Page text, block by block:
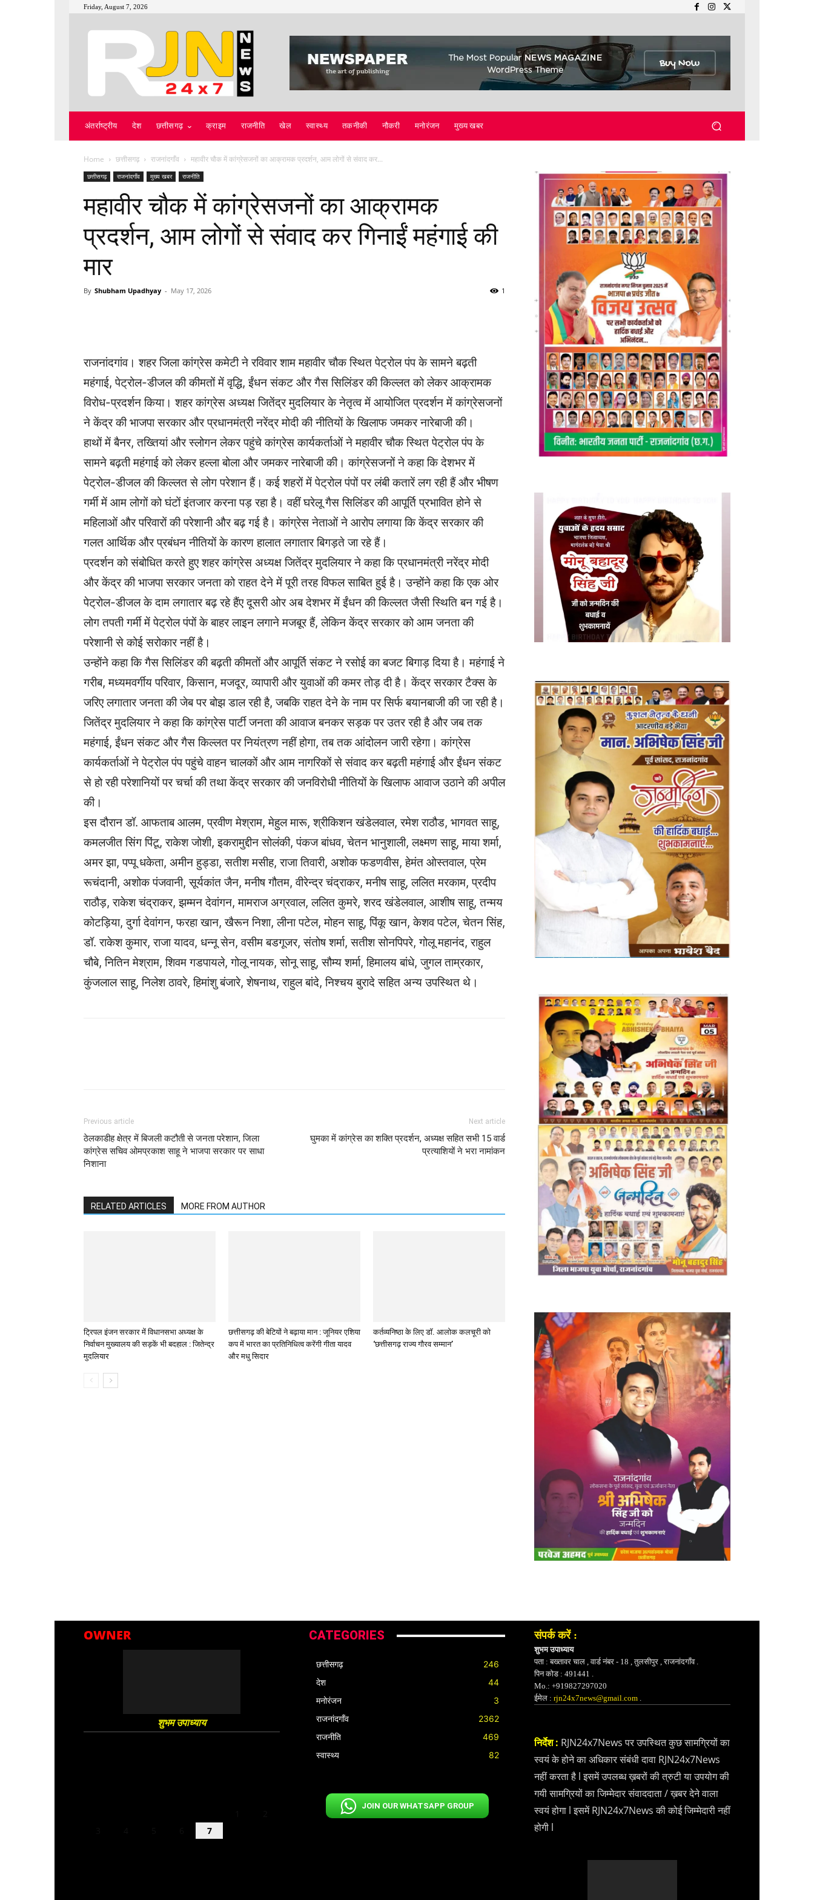
Friday, August 7, 2026
अंतर्राष्ट्रीय देश छत्तीसगढ़ क्राइम राजनीति खेल स्वास्थ्य तकनीकी नौकरी मनोरंजन मुख्य खबर
Home छत्तीसगढ़ राजनांदगाँव महावीर चौक में कांग्रेसजनों का आक्रामक प्रदर्शन, आम लोगों से संवाद कर...
छत्तीसगढ़ राजनांदगाँव मुख्य खबर राजनीति
महावीर चौक में कांग्रेसजनों का आक्रामक
प्रदर्शन, आम लोगों से संवाद कर गिनाईं महंगाई की
मार
By Shubham Upadhyay - May 17, 2026 1
राजनांदगांव। शहर जिला कांग्रेस कमेटी ने रविवार शाम महावीर चौक स्थित पेट्रोल पंप के सामने बढ़ती
महंगाई, पेट्रोल-डीजल की कीमतों में वृद्धि, ईंधन संकट और गैस सिलिंडर की किल्लत को लेकर आक्रामक
विरोध-प्रदर्शन किया। शहर कांग्रेस अध्यक्ष जितेंद्र मुदलियार के नेतृत्व में आयोजित प्रदर्शन में कांग्रेसजनों
ने केंद्र की भाजपा सरकार और प्रधानमंत्री नरेंद्र मोदी की नीतियों के खिलाफ जमकर नारेबाजी की।
हाथों में बैनर, तख्तियां और स्लोगन लेकर पहुंचे कांग्रेस कार्यकर्ताओं ने महावीर चौक स्थित पेट्रोल पंप के
सामने बढ़ती महंगाई को लेकर हल्ला बोला और जमकर नारेबाजी की। कांग्रेसजनों ने कहा कि देशभर में
पेट्रोल-डीजल की किल्लत से लोग परेशान हैं। कई शहरों में पेट्रोल पंपों पर लंबी कतारें लग रही हैं और भीषण
गर्मी में आम लोगों को घंटों इंतजार करना पड़ रहा है। वहीं घरेलू गैस सिलिंडर की आपूर्ति प्रभावित होने से
महिलाओं और परिवारों की परेशानी और बढ़ गई है। कांग्रेस नेताओं ने आरोप लगाया कि केंद्र सरकार की
गलत आर्थिक और प्रबंधन नीतियों के कारण हालात लगातार बिगड़ते जा रहे हैं।
प्रदर्शन को संबोधित करते हुए शहर कांग्रेस अध्यक्ष जितेंद्र मुदलियार ने कहा कि प्रधानमंत्री नरेंद्र मोदी
और केंद्र की भाजपा सरकार जनता को राहत देने में पूरी तरह विफल साबित हुई है। उन्होंने कहा कि एक ओर
पेट्रोल-डीजल के दाम लगातार बढ़ रहे हैंए दूसरी ओर अब देशभर में ईंधन की किल्लत जैसी स्थिति बन गई है।
लोग तपती गर्मी में पेट्रोल पंपों के बाहर लाइन लगाने मजबूर हैं, लेकिन केंद्र सरकार को आम जनता की
परेशानी से कोई सरोकार नहीं है।
उन्होंने कहा कि गैस सिलिंडर की बढ़ती कीमतों और आपूर्ति संकट ने रसोई का बजट बिगाड़ दिया है। महंगाई ने
गरीब, मध्यमवर्गीय परिवार, किसान, मजदूर, व्यापारी और युवाओं की कमर तोड़ दी है। केंद्र सरकार टैक्स के
जरिए लगातार जनता की जेब पर बोझ डाल रही है, जबकि राहत देने के नाम पर सिर्फ बयानबाजी की जा रही है।
जितेंद्र मुदलियार ने कहा कि कांग्रेस पार्टी जनता की आवाज बनकर सड़क पर उतर रही है और जब तक
महंगाई, ईंधन संकट और गैस किल्लत पर नियंत्रण नहीं होगा, तब तक आंदोलन जारी रहेगा। कांग्रेस
कार्यकर्ताओं ने पेट्रोल पंप पहुंचे वाहन चालकों और आम नागरिकों से संवाद कर बढ़ती महंगाई और ईंधन संकट
से हो रही परेशानियों पर चर्चा की तथा केंद्र सरकार की जनविरोधी नीतियों के खिलाफ आवाज उठाने की अपील
की।
इस दौरान डॉ. आफताब आलम, प्रवीण मेश्राम, मेहुल मारू, श्रीकिशन खंडेलवाल, रमेश राठौड, भागवत साहू,
कमलजीत सिंग पिंटू, राकेश जोशी, इकरामुद्दीन सोलंकी, पंकज बांधव, चेतन भानुशाली, लक्ष्मण साहू, माया शर्मा,
अमर झा, पप्पू धकेता, अमीन हुड्डा, सतीश मसीह, राजा तिवारी, अशोक फडणवीस, हेमंत ओस्तवाल, प्रेम
रूचंदानी, अशोक पंजवानी, सूर्यकांत जैन, मनीष गौतम, वीरेन्द्र चंद्राकर, मनीष साहू, ललित मरकाम, प्रदीप
राठौड़, राकेश चंद्राकर, झम्मन देवांगन, मामराज अग्रवाल, ललित कुमरे, शरद खंडेलवाल, आशीष साहू, तन्मय
कोटड़िया, दुर्गा देवांगन, फरहा खान, खैरून निशा, लीना पटेल, मोहन साहू, पिंकू खान, केशव पटेल, चेतन सिंह,
डॉ. राकेश कुमार, राजा यादव, धन्नू सेन, वसीम बडगूजर, संतोष शर्मा, सतीश सोनपिपरे, गोलू महानंद, राहुल
चौबे, नितिन मेश्राम, शिवम गडपायले, गोलू नायक, सोनू साहू, सौम्य शर्मा, हिमालय बांधे, जुगल ताम्रकार,
कुंजलाल साहू, निलेश ठावरे, हिमांशु बंजारे, शेषनाथ, राहुल बांदे, निश्चय बुरादे सहित अन्य उपस्थित थे।
Previous article
ठेलकाडीह क्षेत्र में बिजली कटौती से जनता परेशान, जिला
कांग्रेस सचिव ओमप्रकाश साहू ने भाजपा सरकार पर साधा
निशाना
Next article
घुमका में कांग्रेस का शक्ति प्रदर्शन, अध्यक्ष सहित सभी 15 वार्ड
प्रत्याशियों ने भरा नामांकन
RELATED ARTICLES MORE FROM AUTHOR
ट्रिपल इंजन सरकार में विधानसभा अध्यक्ष के
निर्वाचन मुख्यालय की सड़कें भी बदहाल : जितेन्द्र
मुदलियार
छत्तीसगढ़ की बेटियों ने बढ़ाया मान : जूनियर एशिया
कप में भारत का प्रतिनिधित्व करेंगी गीता यादव
और मधु सिदार
कर्तव्यनिष्ठा के लिए डॉ. आलोक कलचूरी को
‘छत्तीसगढ़ राज्य गौरव सम्मान’
OWNER
शुभम उपाध्याय
7
CATEGORIES
छत्तीसगढ़
246
देश
44
मनोरंजन
3
राजनांदगाँव
2362
राजनीति
469
स्वास्थ्य
82
JOIN OUR WHATSAPP GROUP
संपर्क करें :
शुभम उपाध्याय
पता : बख्तावर चाल , वार्ड नंबर - 18 , तुलसीपुर , राजनांदगाँव .
पिन कोड : 491441 .
Mo.: +919827297020
ईमेल : rjn24x7news@gmail.com .
निर्देश : RJN24x7News पर उपस्थित कुछ सामग्रियों का
स्वयं के होने का अधिकार संबंधी दावा RJN24x7News
नहीं करता है l इसमें उपलब्ध ख़बरों की त्रुटी या उपयोग की
गयी सामग्रियों का जिम्मेदार संवाददाता / ख़बर देने वाला
स्वयं होगा l इसमें RJN24x7News की कोई जिम्मेदारी नहीं
होगी l